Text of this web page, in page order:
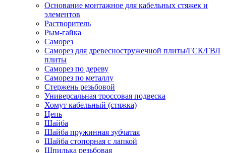
Основание монтажное для кабельных стяжек и
элементов
Растворитель
Рым-гайка
Саморез
Саморез для древесностружечной плиты/ГСК/ГВЛ
плиты
Саморез по дереву
Саморез по металлу
Стержень резьбовой
Универсальная троссовая подвеска
Хомут кабельный (стяжка)
Цепь
Шайба
Шайба пружинная зубчатая
Шайба стопорная с лапкой
Шпилька резьбовая